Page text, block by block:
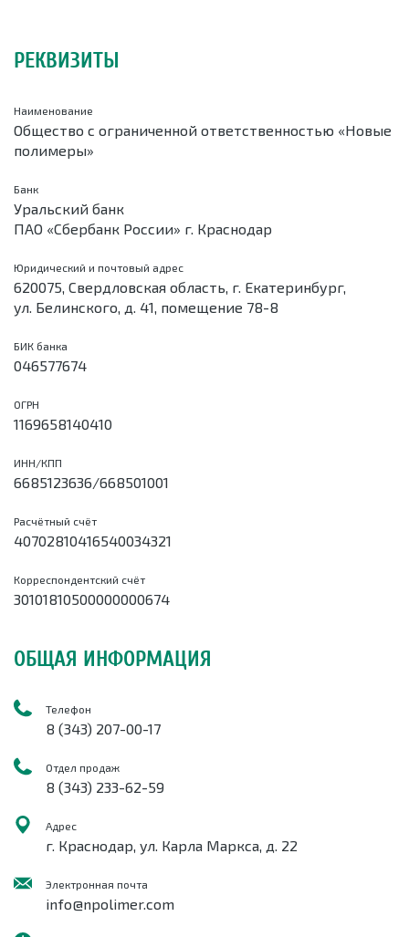
РЕКВИЗИТЫ
Наименование
Общество с ограниченной ответственностью «Новые
полимеры»
Банк
Уральский банк
ПАО «Сбербанк России» г. Краснодар
Юридический и почтовый адрес
620075, Свердловская область, г. Екатеринбург,
ул. Белинского, д. 41, помещение 78-8
БИК банка
046577674
ОГРН
1169658140410
ИНН/КПП
6685123636/668501001
Расчётный счёт
40702810416540034321
Корреспондентский счёт
30101810500000000674
ОБЩАЯ ИНФОРМАЦИЯ
Телефон
8 (343) 207-00-17
Отдел продаж
8 (343) 233-62-59
Адрес
г. Краснодар, ул. Карла Маркса, д. 22
Электронная почта
info@npolimer.com